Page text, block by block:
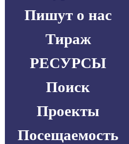
Пишут о нас
Тираж
РЕСУРСЫ
Поиск
Проекты
Посещаемость